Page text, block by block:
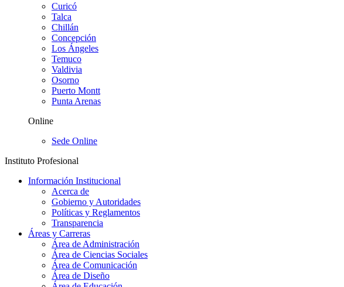
Curicó
Talca
Chillán
Concepción
Los Ángeles
Temuco
Valdivia
Osorno
Puerto Montt
Punta Arenas
Online
Sede Online
Instituto Profesional
Información Institucional
Acerca de
Gobierno y Autoridades​
Políticas y Reglamentos​
Transparencia
Áreas y Carreras
Área de Administración
Área de Ciencias Sociales
Área de Comunicación
Área de Diseño